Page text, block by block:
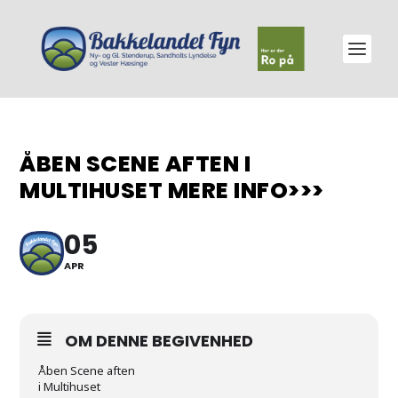
ÅBEN SCENE AFTEN I
MULTIHUSET MERE INFO>>>
05
APR
OM DENNE BEGIVENHED
Åben Scene aften
i Multihuset